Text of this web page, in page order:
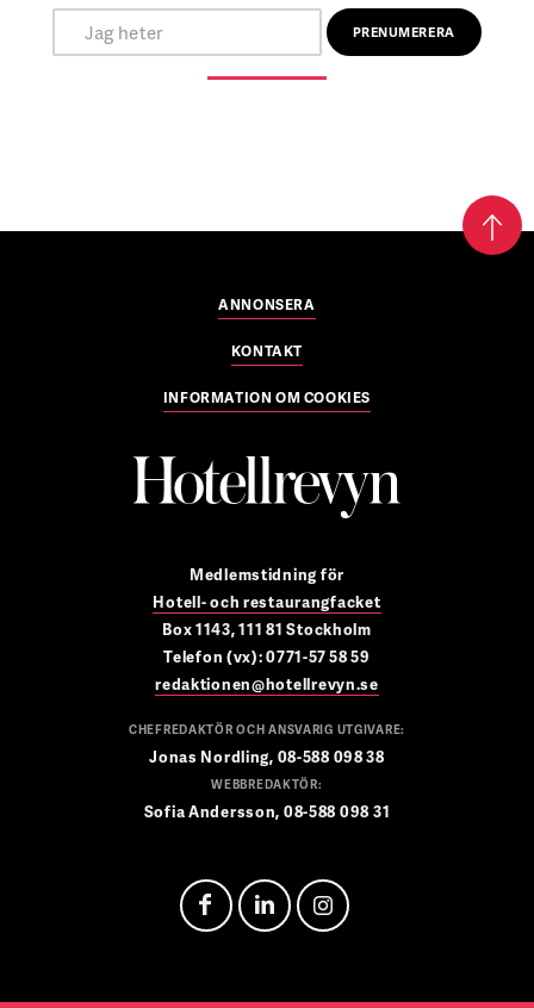
ANNONSERA
KONTAKT
INFORMATION OM COOKIES
Medlemstidning för
Hotell- och restaurangfacket
Box 1143, 111 81 Stockholm
Telefon (vx): 0771-57 58 59
redaktionen@hotellrevyn.se
CHEFREDAKTÖR OCH ANSVARIG UTGIVARE:
Jonas Nordling, 08-588 098 38
WEBBREDAKTÖR:
Sofia Andersson, 08-588 098 31